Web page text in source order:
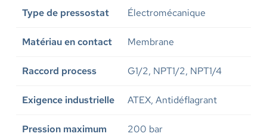
Type de pressostat Électromécanique
Matériau en contact Membrane
Raccord process G1/2, NPT1/2, NPT1/4
Exigence industrielle ATEX, Antidéflagrant
Pression maximum 200 bar